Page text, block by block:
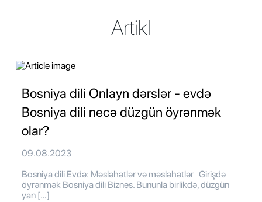
Artikl
Bosniya dili Onlayn dərslər - evdə
Bosniya dili necə düzgün öyrənmək
olar?
09.08.2023
Bosniya dili Evdə: Məsləhətlər və məsləhətlər Girişdə
öyrənmək Bosniya dili Biznes. Bununla birlikdə, düzgün
yan […]